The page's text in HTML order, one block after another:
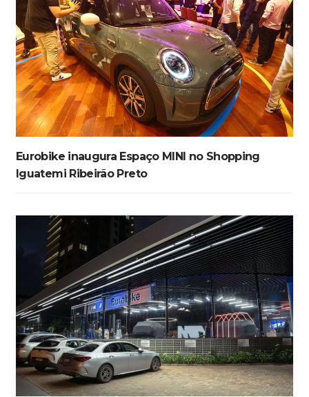
Eurobike inaugura Espaço MINI no Shopping
Iguatemi Ribeirão Preto